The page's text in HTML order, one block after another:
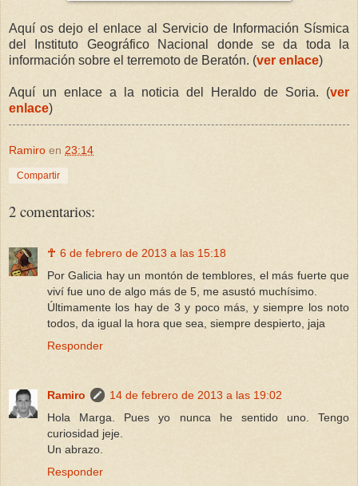
Aquí os dejo el enlace al Servicio de Información Sísmica
del Instituto Geográfico Nacional donde se da toda la
información sobre el terremoto de Beratón. (ver enlace)
Aquí un enlace a la noticia del Heraldo de Soria. (ver
enlace)
Ramiro en 23:14
Compartir
2 comentarios:
☥ 6 de febrero de 2013 a las 15:18
Por Galicia hay un montón de temblores, el más fuerte que
viví fue uno de algo más de 5, me asustó muchísimo.
Últimamente los hay de 3 y poco más, y siempre los noto
todos, da igual la hora que sea, siempre despierto, jaja
Responder
Ramiro
14 de febrero de 2013 a las 19:02
Hola Marga. Pues yo nunca he sentido uno. Tengo
curiosidad jeje.
Un abrazo.
Responder